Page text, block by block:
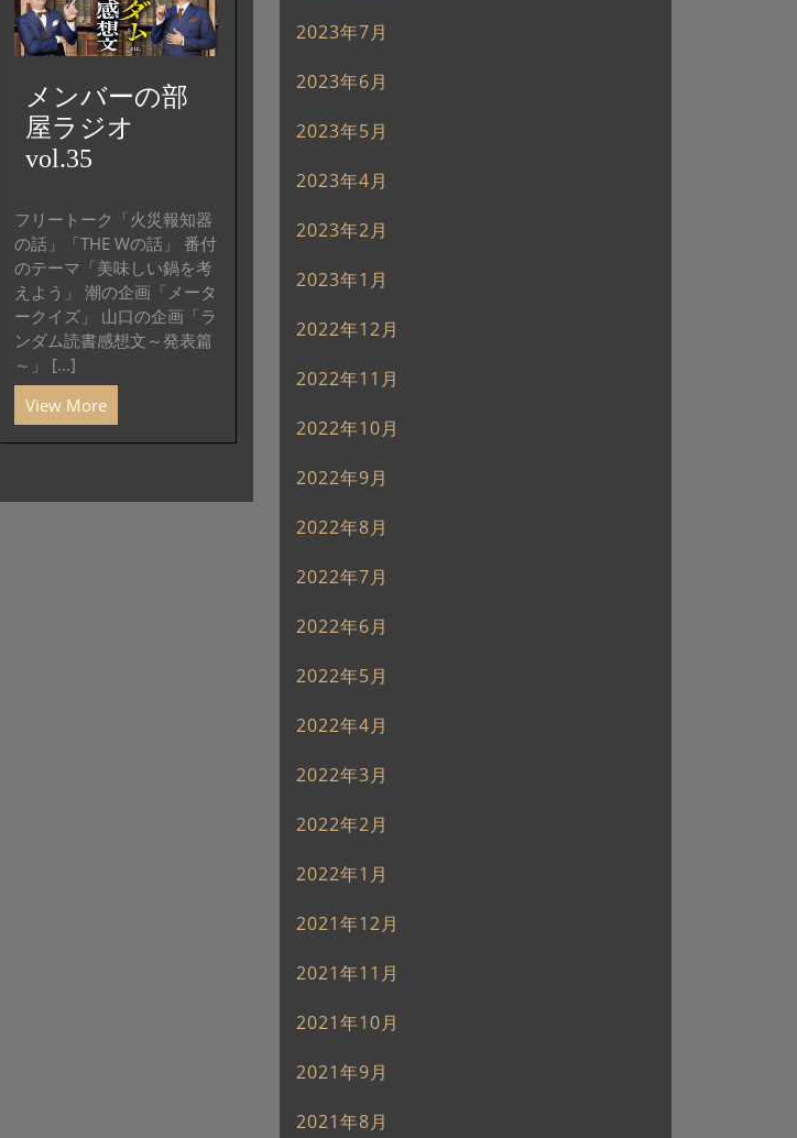
ー
を
使
っ
て
メンバーの部
屋ラジオ
vol.35
フリートーク「火災報知器
の話」「THE Wの話」 番付
のテーマ「美味しい鍋を考
えよう」 潮の企画「メータ
ークイズ」 山口の企画「ラ
ンダム読書感想文～発表篇
～」 [...]
View More
2023年7月
2023年6月
2023年5月
2023年4月
2023年2月
2023年1月
2022年12月
2022年11月
2022年10月
2022年9月
2022年8月
2022年7月
2022年6月
2022年5月
2022年4月
2022年3月
2022年2月
2022年1月
2021年12月
2021年11月
2021年10月
2021年9月
2021年8月